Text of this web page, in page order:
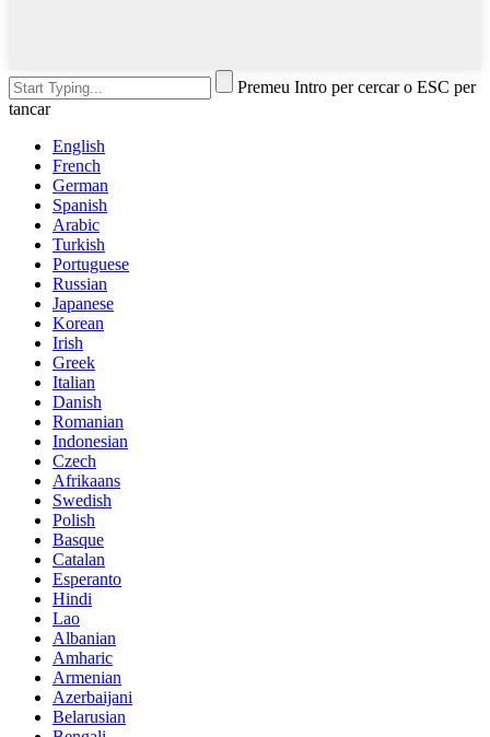
Premeu Intro per cercar o ESC per
tancar
English
French
German
Spanish
Arabic
Turkish
Portuguese
Russian
Japanese
Korean
Irish
Greek
Italian
Danish
Romanian
Indonesian
Czech
Afrikaans
Swedish
Polish
Basque
Catalan
Esperanto
Hindi
Lao
Albanian
Amharic
Armenian
Azerbaijani
Belarusian